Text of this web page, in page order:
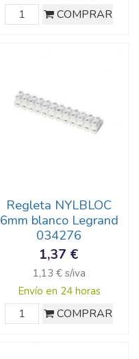
COMPRAR
Regleta NYLBLOC
6mm blanco Legrand
034276
1,37 €
1,13 € s/iva
Envío en 24 horas
COMPRAR